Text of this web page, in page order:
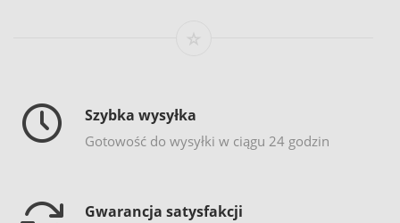
Szybka wysyłka
Gotowość do wysyłki w ciągu 24 godzin
Gwarancja satysfakcji